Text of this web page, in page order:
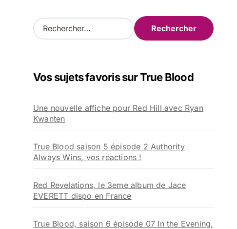
R
e
r
e
r
Vos sujets favoris sur True Blood
Une nouvelle affiche pour Red Hill avec Ryan
Kwanten
True Blood saison 5 épisode 2 Authority
Always Wins, vos réactions !
Red Revelations, le 3eme album de Jace
EVERETT dispo en France
True Blood, saison 6 épisode 07 In the Evening,